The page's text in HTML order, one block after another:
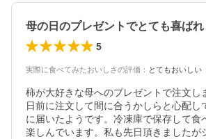
5
実際に食べてみたおいしさの評価 ： とてもおいしい
柿が大好きな母へのプレゼントで注文し
日前に注文して間に合うかしらと心配し
に届いたようです。冷凍庫で保存して食
楽しんでいます。私も先日頂きましたが